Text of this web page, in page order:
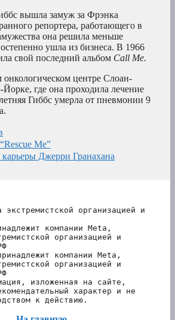
вышла замуж за Фрэнка
репортера, работающего в
она решила меньше
ушла из бизнеса. В 1966
свой последний альбом Call Me.
центре Слоан-
где она проходила лечение
Гиббс умерла от пневмонии 9
Me”
Джерри Гранахана
организацией и
компании Meta,
организацией и
компании Meta,
организацией и
изложенная на сайте,
характер и не
к действию.